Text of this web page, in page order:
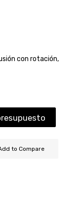
con rotación,
to Compare